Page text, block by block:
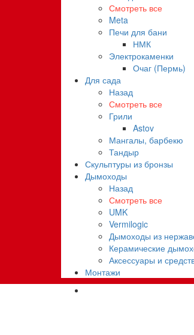
Смотреть все
Meta
Печи для бани
НМК
Электрокаменки
Очаг (Пермь)
Для сада
Назад
Смотреть все
Грили
Astov
Мангалы, барбекю
Тандыр
Скульптуры из бронзы
Дымоходы
Назад
Смотреть все
UMK
Vermilogic
Дымоходы из
Керамические
Аксессуары и
Монтажи